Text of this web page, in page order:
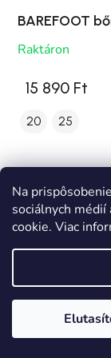
Na
sociálnych
cookie. Viac
BAREFOOT
Raktáron
15 890 Ft
20 25